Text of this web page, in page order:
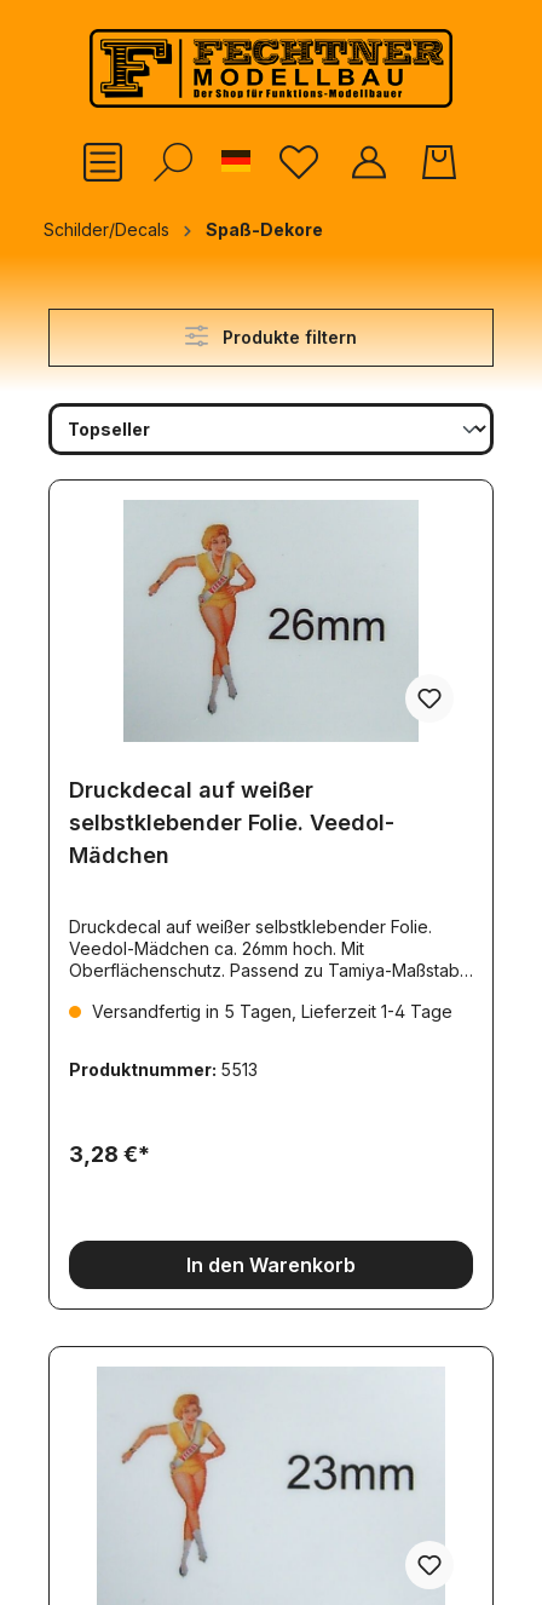
springen
German
Schilder/Decals Spaß-Dekore
Produkte filtern
Druckdecal auf weißer
selbstklebender Folie. Veedol-
Mädchen
Druckdecal auf weißer selbstklebender Folie.
Veedol-Mädchen ca. 26mm hoch. Mit
Oberflächenschutz. Passend zu Tamiya-Maßstab.
Versandfertig in 5 Tagen, Lieferzeit 1-4 Tage
Produktnummer: 5513
3,28 €*
In den Warenkorb